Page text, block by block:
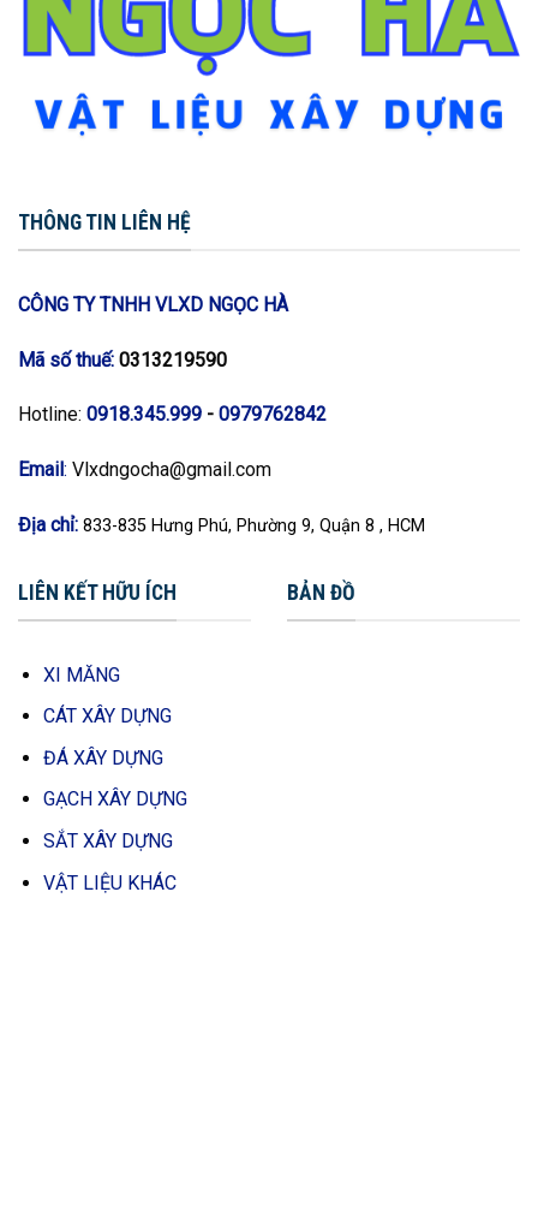
THÔNG TIN LIÊN HỆ
CÔNG TY TNHH VLXD NGỌC HÀ
Mã số thuế: 0313219590
Hotline: 0918.345.999 - 0979762842
Email : Vlxdngocha@gmail.com
Địa chỉ: 833-835 Hưng Phú, Phường 9, Quận 8 , HCM
LIÊN KẾT HỮU ÍCH
XI MĂNG
CÁT XÂY DỰNG
ĐÁ XÂY DỰNG
GẠCH XÂY DỰNG
SẮT XÂY DỰNG
VẬT LIỆU KHÁC
BẢN ĐỒ